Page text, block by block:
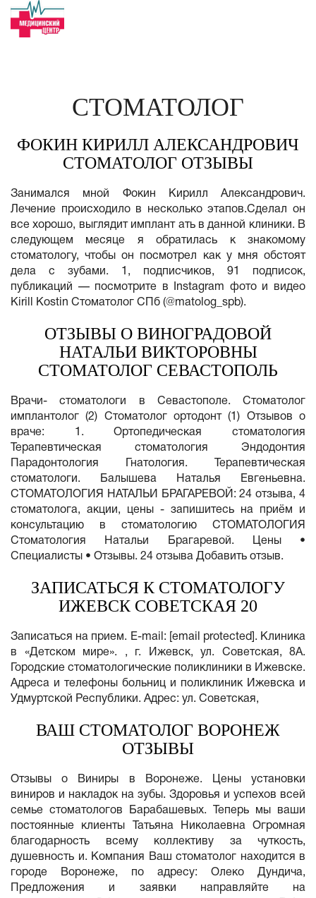
СТОМАТОЛОГ
ФОКИН КИРИЛЛ АЛЕКСАНДРОВИЧ
СТОМАТОЛОГ ОТЗЫВЫ
Занимался мной Фокин Кирилл Александрович.
Лечение происходило в несколько этапов.Сделал он
все хорошо, выглядит имплант ать в данной клиники. В
следующем месяце я обратилась к знакомому
стоматологу, чтобы он посмотрел как у мня обстоят
дела с зубами. 1, подписчиков, 91 подписок,
публикаций — посмотрите в Instagram фото и видео
Kirill Kostin Стоматолог СПб (@matolog_spb).
ОТЗЫВЫ О ВИНОГРАДОВОЙ
НАТАЛЬИ ВИКТОРОВНЫ
СТОМАТОЛОГ СЕВАСТОПОЛЬ
Врачи- стоматологи в Севастополе. Стоматолог
имплантолог (2) Стоматолог ортодонт (1) Отзывов о
враче: 1. Ортопедическая стоматология
Терапевтическая стоматология Эндодонтия
Парадонтология Гнатология. Терапевтическая
стоматологи. Балышева Наталья Евгеньевна.
СТОМАТОЛОГИЯ НАТАЛЬИ БРАГАРЕВОЙ: 24 отзыва, 4
стоматолога, акции, цены - запишитесь на приём и
консультацию в стоматологию СТОМАТОЛОГИЯ
Стоматология Натальи Брагаревой. Цены •
Специалисты • Отзывы. 24 отзыва Добавить отзыв.
ЗАПИСАТЬСЯ К СТОМАТОЛОГУ
ИЖЕВСК СОВЕТСКАЯ 20
Записаться на прием. E-mail: [email protected]. Клиника
в «Детском мире». , г. Ижевск, ул. Советская, 8А.
Городские стоматологические поликлиники в Ижевске.
Адреса и телефоны больниц и поликлиник Ижевска и
Удмуртской Республики. Адрес: ул. Советская,
ВАШ СТОМАТОЛОГ ВОРОНЕЖ
ОТЗЫВЫ
Отзывы о Виниры в Воронеже. Цены установки
виниров и накладок на зубы. Здоровья и успехов всей
семье стоматологов Барабашевых. Теперь мы ваши
постоянные клиенты Татьяна Николаевна Огромная
благодарность всему коллективу за чуткость,
душевность и. Компания Ваш стоматолог находится в
городе Воронеже, по адресу: Олеко Дундича,
Предложения и заявки направляйте на